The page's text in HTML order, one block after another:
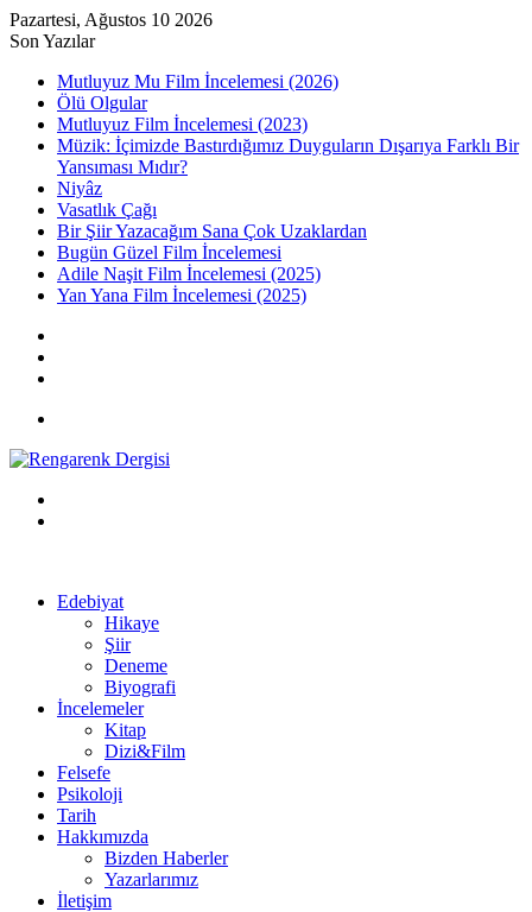
Pazartesi, Ağustos 10 2026
Son Yazılar
Mutluyuz Mu Film İncelemesi (2026)
Ölü Olgular
Mutluyuz Film İncelemesi (2023)
Müzik: İçimizde Bastırdığımız Duyguların Dışarıya Farklı Bir
Yansıması Mıdır?
Niyâz
Vasatlık Çağı
Bir Şiir Yazacağım Sana Çok Uzaklardan
Bugün Güzel Film İncelemesi
Adile Naşit Film İncelemesi (2025)
Yan Yana Film İncelemesi (2025)
Edebiyat
Hikaye
Şiir
Deneme
Biyografi
İncelemeler
Kitap
Dizi&Film
Felsefe
Psikoloji
Tarih
Hakkımızda
Bizden Haberler
Yazarlarımız
İletişim